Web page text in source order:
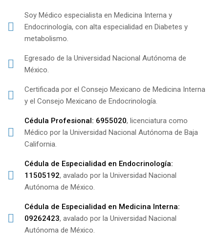
Soy Médico especialista en Medicina Interna y
Endocrinología, con alta especialidad en Diabetes y
metabolismo.
Egresado de la Universidad Nacional Autónoma de
México.
Certificada por el Consejo Mexicano de Medicina Interna
y el Consejo Mexicano de Endocrinología.
Cédula Profesional: 6955020, licenciatura como
Médico por la Universidad Nacional Autónoma de Baja
California.
Cédula de Especialidad en Endocrinología:
11505192, avalado por la Universidad Nacional
Autónoma de México.
Cédula de Especialidad en Medicina Interna:
09262423, avalado por la Universidad Nacional
Autónoma de México.